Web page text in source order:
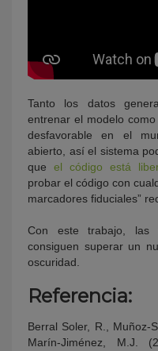
Tanto los datos
entrenar el modelo
desfavorable en el
abierto, así el sistema
que el código está
probar el código con
marcadores fiduciales”
Con este trabajo, las
consiguen superar un
oscuridad.
Referencia:
Berral Soler, R., Muñoz-
Marín-Jiménez, M.J.